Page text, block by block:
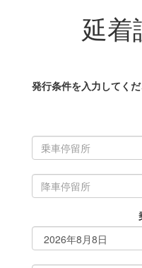
延着
発行条件を入力してく